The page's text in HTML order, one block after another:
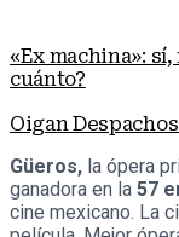
«Ex machina»:
cuánto?
Oigan
Güeros, la ópera
ganadora en la 57
cine mexicano. La